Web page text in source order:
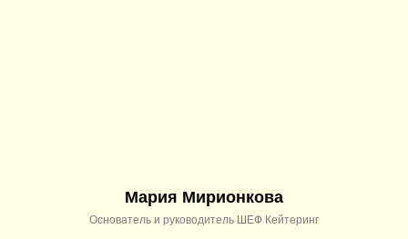
Мария Мирионкова
Основатель и руководитель ШЕФ Кейтеринг